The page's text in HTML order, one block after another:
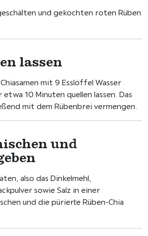
und gekochten roten Rüben
lassen
mit 9 Esslöffel Wasser
10 Minuten quellen lassen. Das
mit dem Rübenbrei vermengen.
und
also das Dinkelmehl,
sowie Salz in einer
und die pürierte Rüben-Chia